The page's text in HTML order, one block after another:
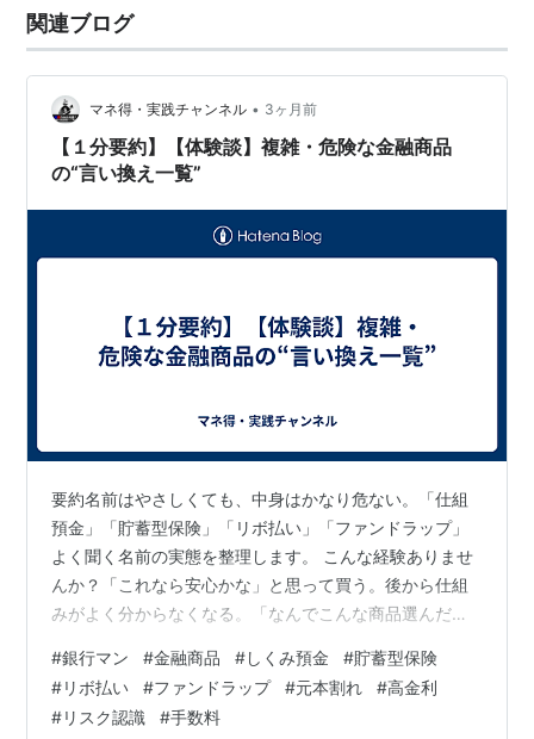
関連ブログ
マネ得・実践チャンネル • 3ヶ月前
【１分要約】【体験談】複雑・危険な金融商品
の“言い換え一覧”
要約名前はやさしくても、中身はかなり危ない。「仕組
預金」「貯蓄型保険」「リボ払い」「ファンドラップ」
よく聞く名前の実態を整理します。 こんな経験ありませ
んか？「これなら安心かな」と思って買う。後から仕組
みがよく分からなくなる。「なんでこんな商品選んだん
預金の本当の正体普通の預金に、金融派生商品が組み込
まれた商品です。途中解約しにくいだけでなく、為替次
第で元本割れの可能性もあります。名前は「預金」で
#銀行マン #金融商品 #しくみ預金 #貯蓄型保険
#リボ払い #ファンドラップ #元本割れ #高金利
#リスク認識 #手数料